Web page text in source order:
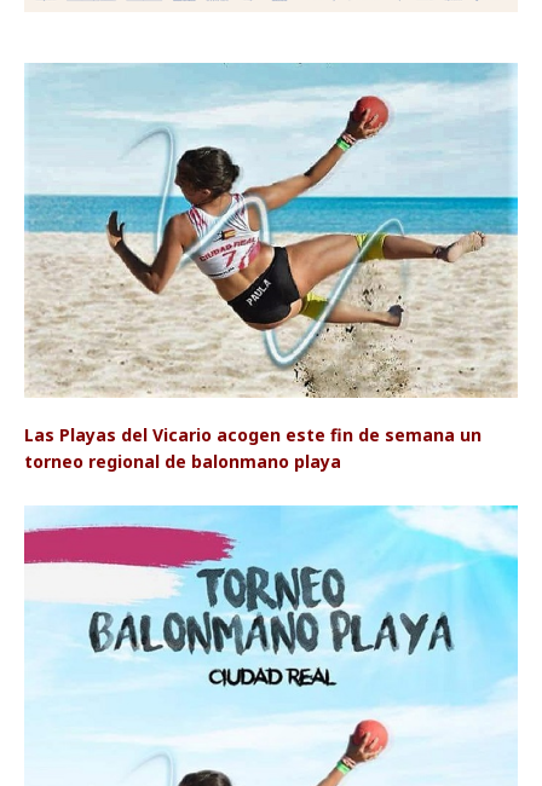
Las Playas del Vicario acogen este fin de semana un
torneo regional de balonmano playa